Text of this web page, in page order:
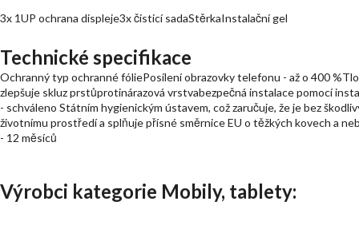
3x 1UP ochrana displeje3x čisticí sadaStěrkaInstalační gel
Technické specifikace
Ochranný typ ochranné fóliePosílení obrazovky telefonu - až o 400
zlepšuje skluz prstůprotinárazová vrstvabezpečná instalace pomocí
- schváleno Státním hygienickým ústavem, což zaručuje, že je bez
životnímu prostředí a splňuje přísné směrnice EU o těžkých kovech a
- 12 měsíců
Výrobci kategorie Mobily, tablety: